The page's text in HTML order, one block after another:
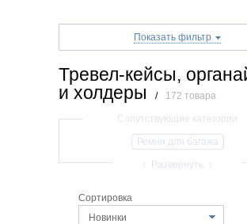
Показать фильтр
Тревел-кейсы,
и холдеры
/ 172 товара
Ремни для багажа
Подушки для путешествий
Сумки для ручной клади
↕ Развернуть ↕
Сортировка
Новинки